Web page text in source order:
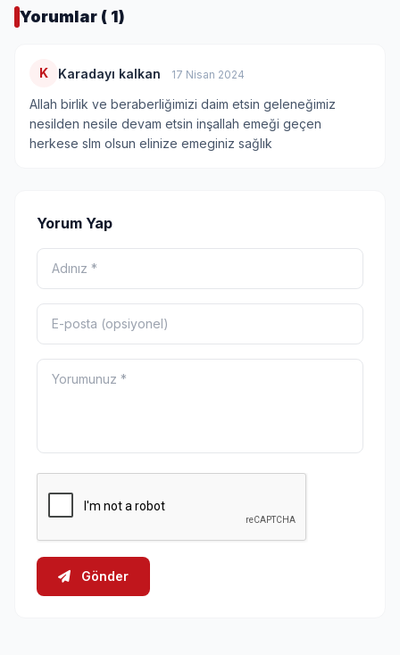
Yorumlar ( 1)
K Karadayı kalkan 17 Nisan 2024
Allah birlik ve beraberliğimizi daim etsin geleneğimiz
nesilden nesile devam etsin inşallah emeği geçen
herkese slm olsun elinize emeginiz sağlık
Yorum Yap
Gönder